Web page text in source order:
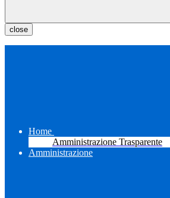
close
Home
Amministrazione Trasparente
Amministrazione